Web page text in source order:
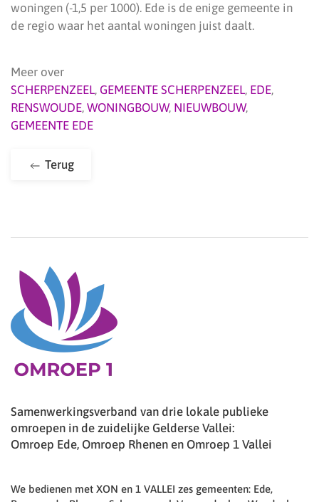
woningen (-1,5 per 1000). Ede is de enige gemeente in
de regio waar het aantal woningen juist daalt.
Meer over
SCHERPENZEEL, GEMEENTE SCHERPENZEEL, EDE,
RENSWOUDE, WONINGBOUW, NIEUWBOUW,
GEMEENTE EDE
Terug
Samenwerkingsverband van drie lokale publieke
omroepen in de zuidelijke Gelderse Vallei:
Omroep Ede, Omroep Rhenen en Omroep 1 Vallei
We bedienen met XON en 1 VALLEI zes gemeenten: Ede,